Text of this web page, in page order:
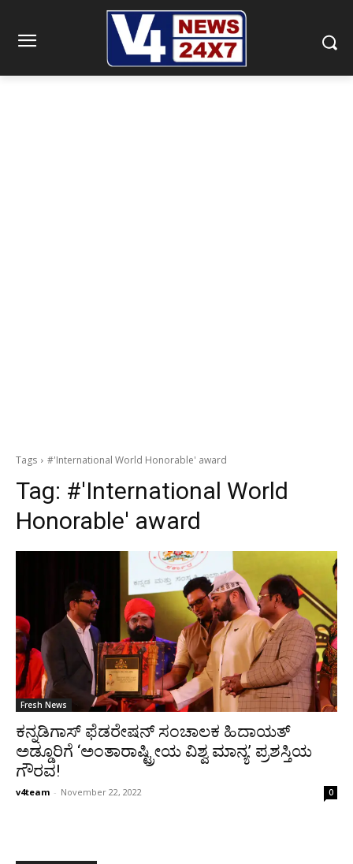
Tags #'International World Honorable' award
Tag: #'International World
Honorable' award
Fresh News
ಕನ್ನಡಿಗಾಸ್ ಫೆಡರೇಷನ್ ಸಂಚಾಲಕ ಹಿದಾಯತ್
ಅಡ್ಡೂರಿಗೆ ‘ಅಂತಾರಾಷ್ಟ್ರೀಯ ವಿಶ್ವ ಮಾನ್ಯ’ ಪ್ರಶಸ್ತಿಯ
ಗೌರವ!
v4team - November 22, 2022 0